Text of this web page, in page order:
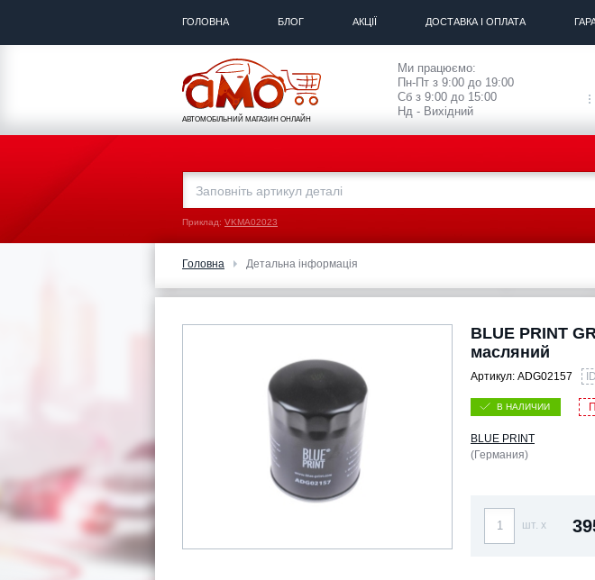
ГОЛОВНА БЛОГ АКЦІЇ ДОСТАВКА І ОПЛАТА
АВТОМОБІЛЬНИЙ МАГАЗИН ОНЛАЙН
Ми працюємо:
Пн-Пт з 9:00 до 19:00
Сб з 9:00 до 15:00
Нд - Вихідний
Приклад: VKMA02023
Головна Детальна інформація
BLUE PRINT
масляний
Артикул: ADG02157
В НАЛИЧИИ
BLUE PRINT
(Германия)
шт. x